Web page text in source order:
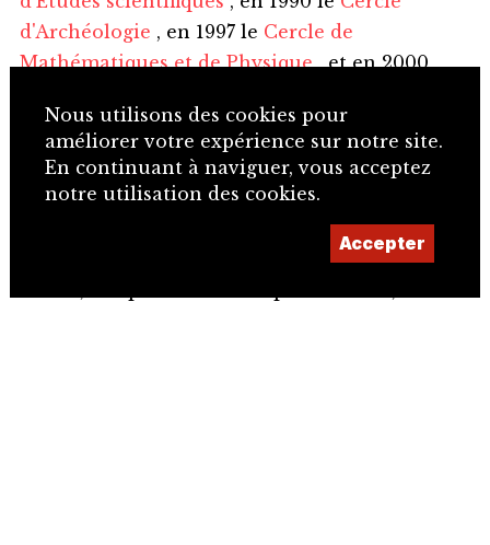
d'Archéologie , en 1997 le Cercle de
Mathématiques et de Physique, et en 2000
émerger leCercle littéraire.
Les six Cercles d'Études réunissent donc
des professionnels et des amateurs éclairés
issus de domaines spécifiques et visent, au
moyen de conférences, de colloques, de
Nous utilisons des cookies pour
améliorer votre expérience sur notre site.
En continuant à naviguer, vous acceptez
notre utilisation des cookies.
Accepter